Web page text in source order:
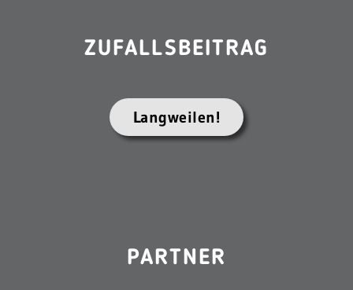
ZUFALLSBEITRAG
Langweilen!
PARTNER